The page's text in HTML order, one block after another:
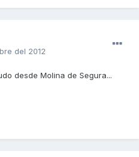
del 2012
desde Molina de Segura...